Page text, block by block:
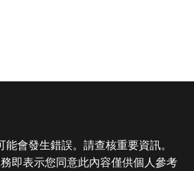
會發生錯誤。請查核重要資訊。
即表示您同意此內容僅供個人參考